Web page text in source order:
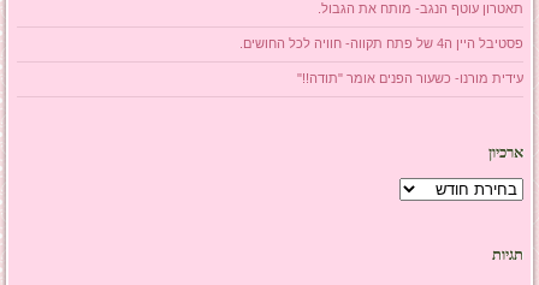
תאטרון עוטף הנגב- מותח את הגבול.
פסטיבל היין ה4 של פתח תקווה- חוויה לכל החושים.
עידית מורנו- כשעור הפנים אומר "תודה!!"
ארכיון
ארכיון
תגיות